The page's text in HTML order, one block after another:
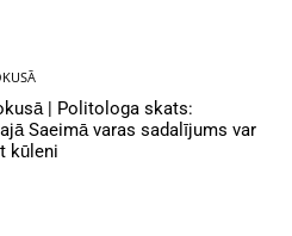
| Politologa skats:
Saeimā varas sadalījums var
kūleni